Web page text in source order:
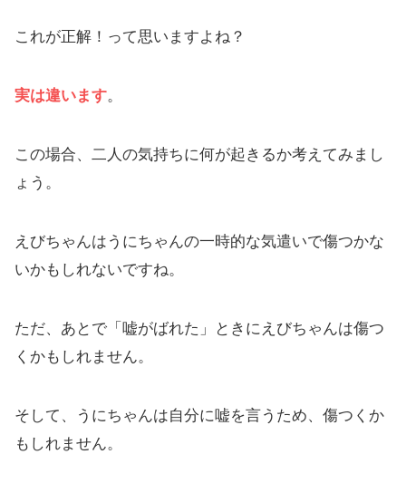
これが正解！って思いますよね？
実は違います。
この場合、二人の気持ちに何が起きるか考えてみまし
ょう。
えびちゃんはうにちゃんの一時的な気遣いで傷つかな
いかもしれないですね。
ただ、あとで「嘘がばれた」ときにえびちゃんは傷つ
くかもしれません。
そして、うにちゃんは自分に嘘を言うため、傷つくか
もしれません。